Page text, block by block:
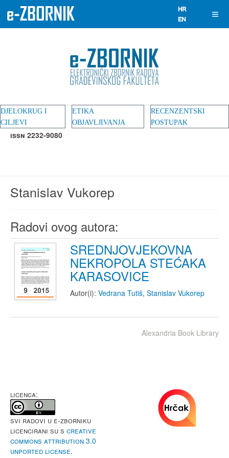
DJELOKRUG I
CILJEVI
ETIKA
OBJAVLJIVANJA
RECENZENTSKI
POSTUPAK
ISSN 2232-9080
Stanislav Vukorep
Radovi ovog autora:
SREDNJOVJEKOVNA
NEKROPOLA STEĆAKA
KARASOVICE
Autor(i): Vedrana Tutiš, Stanislav Vukorep
Alexandria Book Library
LICENCA:
Svi radovi u e-Zborniku
licencirani su s Creative
Commons Attribution 3.0
Unported License.